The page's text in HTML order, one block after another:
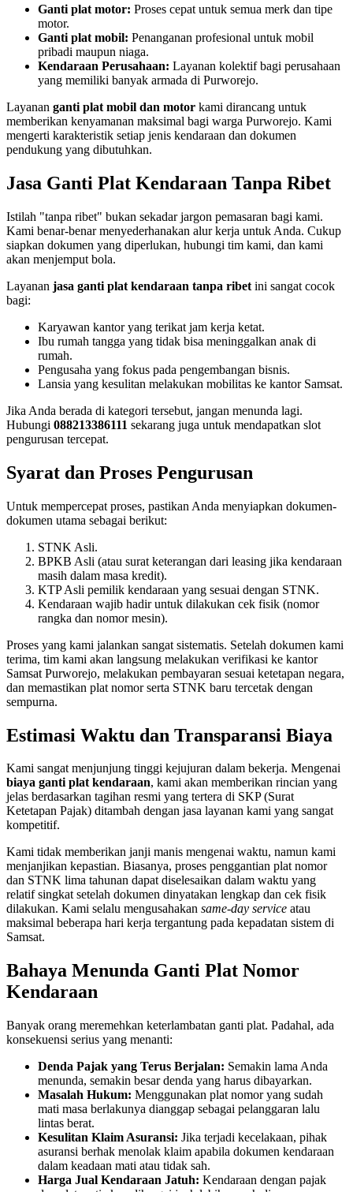
Ganti plat motor: Proses cepat untuk semua merk dan tipe
motor.
Ganti plat mobil: Penanganan profesional untuk mobil
pribadi maupun niaga.
Kendaraan Perusahaan: Layanan kolektif bagi perusahaan
yang memiliki banyak armada di Purworejo.
Layanan ganti plat mobil dan motor kami dirancang untuk
memberikan kenyamanan maksimal bagi warga Purworejo. Kami
mengerti karakteristik setiap jenis kendaraan dan dokumen
pendukung yang dibutuhkan.
Jasa Ganti Plat Kendaraan Tanpa Ribet
Istilah "tanpa ribet" bukan sekadar jargon pemasaran bagi kami.
Kami benar-benar menyederhanakan alur kerja untuk Anda. Cukup
siapkan dokumen yang diperlukan, hubungi tim kami, dan kami
akan menjemput bola.
Layanan jasa ganti plat kendaraan tanpa ribet ini sangat cocok
bagi:
Karyawan kantor yang terikat jam kerja ketat.
Ibu rumah tangga yang tidak bisa meninggalkan anak di
rumah.
Pengusaha yang fokus pada pengembangan bisnis.
Lansia yang kesulitan melakukan mobilitas ke kantor Samsat.
Jika Anda berada di kategori tersebut, jangan menunda lagi.
Hubungi 088213386111 sekarang juga untuk mendapatkan slot
pengurusan tercepat.
Syarat dan Proses Pengurusan
Untuk mempercepat proses, pastikan Anda menyiapkan dokumen-
dokumen utama sebagai berikut:
STNK Asli.
BPKB Asli (atau surat keterangan dari leasing jika kendaraan
masih dalam masa kredit).
KTP Asli pemilik kendaraan yang sesuai dengan STNK.
Kendaraan wajib hadir untuk dilakukan cek fisik (nomor
rangka dan nomor mesin).
Proses yang kami jalankan sangat sistematis. Setelah dokumen kami
terima, tim kami akan langsung melakukan verifikasi ke kantor
Samsat Purworejo, melakukan pembayaran sesuai ketetapan negara,
dan memastikan plat nomor serta STNK baru tercetak dengan
sempurna.
Estimasi Waktu dan Transparansi Biaya
Kami sangat menjunjung tinggi kejujuran dalam bekerja. Mengenai
biaya ganti plat kendaraan, kami akan memberikan rincian yang
jelas berdasarkan tagihan resmi yang tertera di SKP (Surat
Ketetapan Pajak) ditambah dengan jasa layanan kami yang sangat
kompetitif.
Kami tidak memberikan janji manis mengenai waktu, namun kami
menjanjikan kepastian. Biasanya, proses penggantian plat nomor
dan STNK lima tahunan dapat diselesaikan dalam waktu yang
relatif singkat setelah dokumen dinyatakan lengkap dan cek fisik
dilakukan. Kami selalu mengusahakan same-day service atau
maksimal beberapa hari kerja tergantung pada kepadatan sistem di
Samsat.
Bahaya Menunda Ganti Plat Nomor
Kendaraan
Banyak orang meremehkan keterlambatan ganti plat. Padahal, ada
konsekuensi serius yang menanti:
Denda Pajak yang Terus Berjalan: Semakin lama Anda
menunda, semakin besar denda yang harus dibayarkan.
Masalah Hukum: Menggunakan plat nomor yang sudah
mati masa berlakunya dianggap sebagai pelanggaran lalu
lintas berat.
Kesulitan Klaim Asuransi: Jika terjadi kecelakaan, pihak
asuransi berhak menolak klaim apabila dokumen kendaraan
dalam keadaan mati atau tidak sah.
Harga Jual Kendaraan Jatuh: Kendaraan dengan pajak